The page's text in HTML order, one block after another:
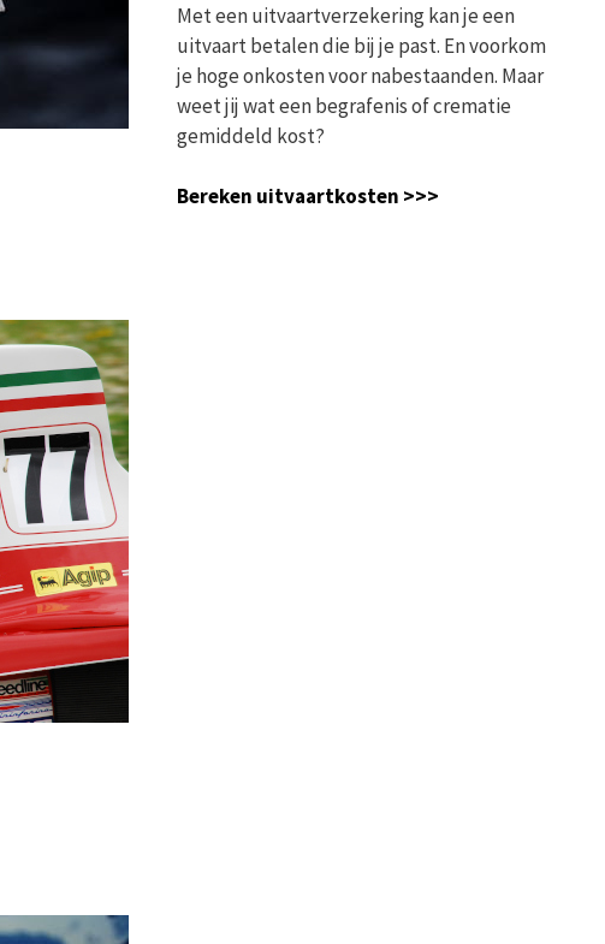
Met een uitvaartverzekering kan je een
uitvaart betalen die bij je past. En voorkom
je hoge onkosten voor nabestaanden. Maar
weet jij wat een begrafenis of crematie
gemiddeld kost?
Bereken uitvaartkosten >>>